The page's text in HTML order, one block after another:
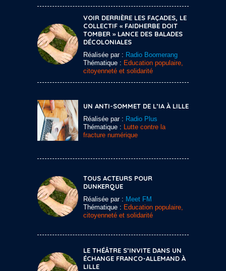
VOIR DERRIÈRE LES FAÇADES, LE
COLLECTIF « FAIDHERBE DOIT
TOMBER » LANCE DES BALADES
DÉCOLONIALES
Réalisée par : Radio Boomerang
Thématique : Education populaire,
citoyenneté et solidarité
UN ANTI-SOMMET DE L’IA À LILLE
Réalisée par : Radio Plus
Thématique :
Lutte contre la
fracture numérique
TOUS ACTEURS POUR
DUNKERQUE
Réalisée par : Meet FM
Thématique : Education populaire,
citoyenneté et solidarité
LE THÉÂTRE S’INVITE DANS UN
ÉCHANGE FRANCO-ALLEMAND À
LILLE